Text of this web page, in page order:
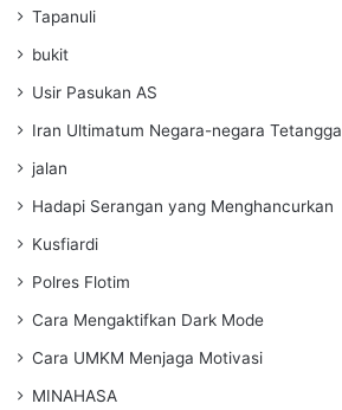
Tapanuli
bukit
Usir Pasukan AS
Iran Ultimatum Negara-negara Tetangga
jalan
Hadapi Serangan yang Menghancurkan
Kusfiardi
Polres Flotim
Cara Mengaktifkan Dark Mode
Cara UMKM Menjaga Motivasi
MINAHASA